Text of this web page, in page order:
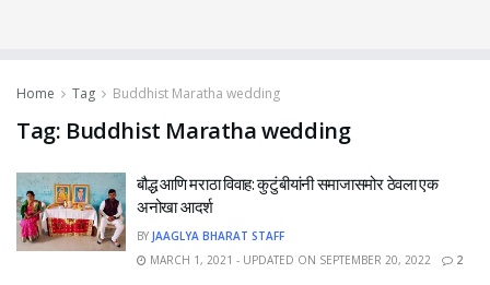
Home Tag Buddhist Maratha wedding
Tag: Buddhist Maratha wedding
बौद्ध आणि मराठा विवाह: कुटुंबीयांनी समाजासमोर ठेवला एक
अनोखा आदर्श
BY JAAGLYA BHARAT STAFF
MARCH 1, 2021 - UPDATED ON SEPTEMBER 20, 2022
2